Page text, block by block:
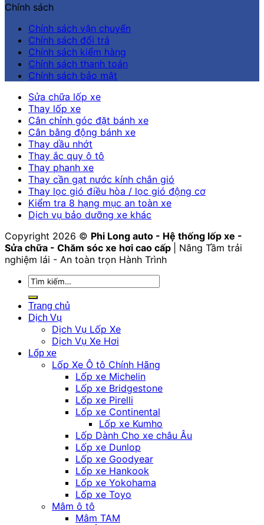
Chính sách
Chính sách vận chuyển
Chính sách đổi trả
Chính sách kiểm hàng
Chính sách thanh toán
Chính sách bảo mật
Sửa chữa lốp xe
Thay lốp xe
Cân chỉnh góc đặt bánh xe
Cân bằng động bánh xe
Thay dầu nhớt
Thay ắc quy ô tô
Thay phanh xe
Thay cần gạt nước kính chắn gió
Thay lọc gió điều hòa / lọc gió động cơ
Kiểm tra 8 hạng mục an toàn xe
Dịch vụ bảo dưỡng xe khác
Copyright 2026 © Phi Long auto - Hệ thống lốp xe -
Sửa chữa - Chăm sóc xe hơi cao cấp
| Nâng Tầm trải
nghiệm lái - An toàn trọn Hành Trình
Tìm
kiếm:
Trang chủ
Dịch Vụ
Dịch Vụ Lốp Xe
Dịch Vụ Xe Hơi
Lốp xe
Lốp Xe Ô tô Chính Hãng
Lốp xe Michelin
Lốp xe Bridgestone
Lốp xe Pirelli
Lốp xe Continental
Lốp xe Kumho
Lốp Dành Cho xe châu Âu
Lốp xe Dunlop
Lốp xe Goodyear
Lốp xe Hankook
Lốp xe Yokohama
Lốp xe Toyo
Mâm ô tô
Mâm TAM